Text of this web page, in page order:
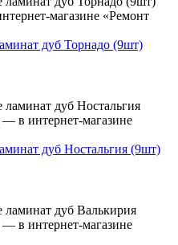
дуб Торнадо (9шт)
дуб Ностальгия (9шт)